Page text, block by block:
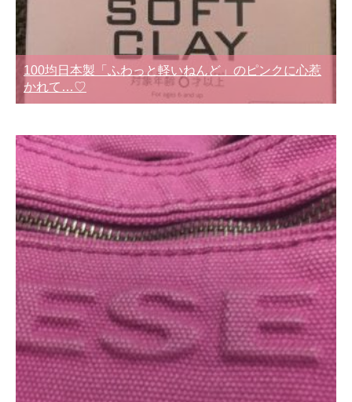
100均日本製「ふわっと軽いねんど」のピンクに心惹
かれて…♡